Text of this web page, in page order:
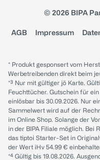
© 2026 BIPA
AGB Impressum
* Produkt gesponsert vom
Werbetreibenden direkt beim
*³ Nur mit gültiger jö Karte.
Feuchttücher. Gutschein für
einlösbar bis 30.09.2026. Nur
Sammelwert wird auf der
im Online Shop. Solange der
in der BIPA Filiale möglich. Bei
das tiptoi Starter-Set in
der Wert iHv 54.99 €
*⁴ Gültig bis 19.08.2026.